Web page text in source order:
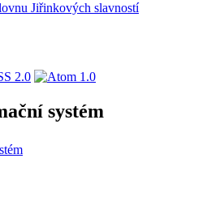
Jiřinkových slavností
systém